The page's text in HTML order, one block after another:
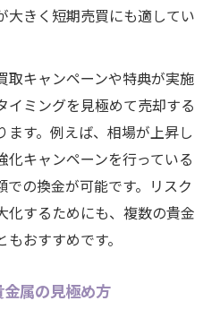
大きく短期売買にも適してい
取キャンペーンや特典が実施
イミングを見極めて売却する
ます。例えば、相場が上昇し
化キャンペーンを行っている
の換金が可能です。リスク
化するためにも、複数の貴金
おすすめです。
属の見極め方